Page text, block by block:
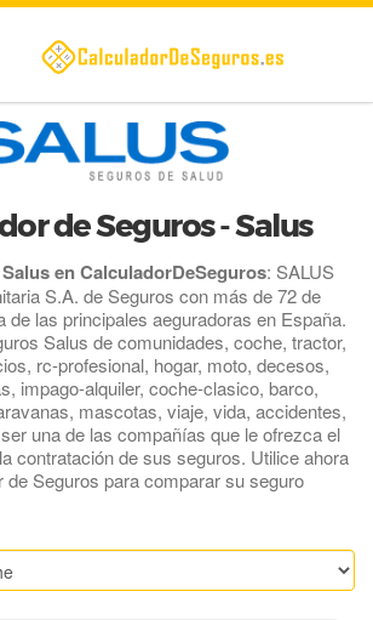
de Seguros - Salus
en CalculadorDeSeguros: SALUS
S.A. de Seguros con más de 72 de
de las principales aeguradoras en España.
Salus de comunidades, coche, tractor,
rc-profesional, hogar, moto, decesos,
impago-alquiler, coche-clasico, barco,
mascotas, viaje, vida, accidentes,
una de las compañías que le ofrezca el
contratación de sus seguros. Utilice ahora
de Seguros para comparar su seguro